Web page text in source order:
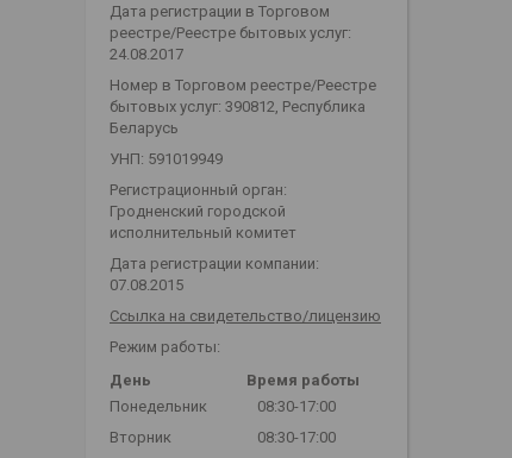
Дата регистрации в Торговом
реестре/Реестре бытовых услуг:
24.08.2017
Номер в Торговом реестре/Реестре
бытовых услуг: 390812, Республика
Беларусь
УНП: 591019949
Регистрационный орган:
Гродненский городской
исполнительный комитет
Дата регистрации компании:
07.08.2015
Ссылка на свидетельство/лицензию
Режим работы:
День
Время работы
Понедельник
08:30-17:00
Вторник
08:30-17:00